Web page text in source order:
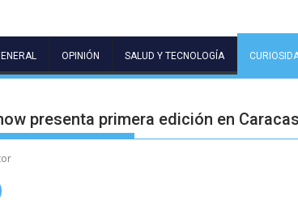
OPINIÓN SALUD Y TECNOLOGÍA
presenta primera edición en Caracas